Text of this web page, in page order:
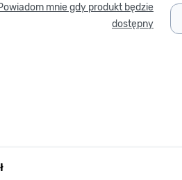
mnie gdy produkt będzie
dostępny